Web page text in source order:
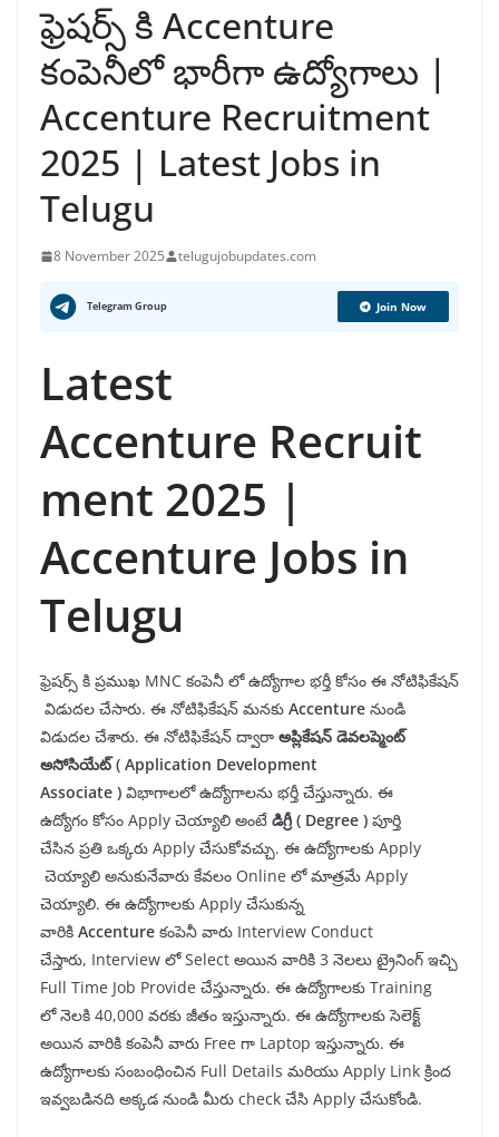
ఫ్రెషర్స్ కి Accenture
కంపెనీలో భారీగా ఉద్యోగాలు |
Accenture Recruitment
2025 | Latest Jobs in
Telugu
8 November 2025 telugujobupdates.com
Telegram Group Join Now
Latest
Accenture Recruit
ment 2025 |
Accenture Jobs in
Telugu
ఫ్రెషర్స్ కి ప్రముఖ MNC కంపెనీ లో ఉద్యోగాల భర్తీ కోసం ఈ నోటిఫికేషన్
విడుదల చేసారు. ఈ నోటిఫికేషన్ మనకు Accenture నుండి
విడుదల చేశారు. ఈ నోటిఫికేషన్ ద్వారా అప్లికేషన్ డెవలప్మెంట్
అసోసియేట్ ( Application Development
Associate ) విభాగాలలో ఉద్యోగాలను భర్తీ చేస్తున్నారు. ఈ
ఉద్యోగం కోసం Apply చెయ్యాలి అంటే డిగ్రీ ( Degree ) పూర్తి
చేసిన ప్రతి ఒక్కరు Apply చేసుకోవచ్చు. ఈ ఉద్యోగాలకు Apply
చెయ్యాలి అనుకునేవారు కేవలం Online లో మాత్రమే Apply
చెయ్యాలి. ఈ ఉద్యోగాలకు Apply చేసుకున్న
వారికి Accenture కంపెనీ వారు Interview Conduct
చేస్తారు, Interview లో Select అయిన వారికి 3 నెలలు ట్రైనింగ్ ఇచ్చి
Full Time Job Provide చేస్తున్నారు. ఈ ఉద్యోగాలకు Training
లో నెలకి 40,000 వరకు జీతం ఇస్తున్నారు. ఈ ఉద్యోగాలకు సెలెక్ట్
అయిన వారికి కంపెనీ వారు Free గా Laptop ఇస్తున్నారు. ఈ
ఉద్యోగాలకు సంబంధించిన Full Details మరియు Apply Link క్రింద
ఇవ్వబడినది అక్కడ నుండి మీరు check చేసి Apply చేసుకోండి.